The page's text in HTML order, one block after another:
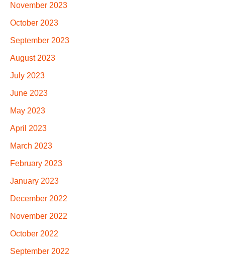
November 2023
October 2023
September 2023
August 2023
July 2023
June 2023
May 2023
April 2023
March 2023
February 2023
January 2023
December 2022
November 2022
October 2022
September 2022